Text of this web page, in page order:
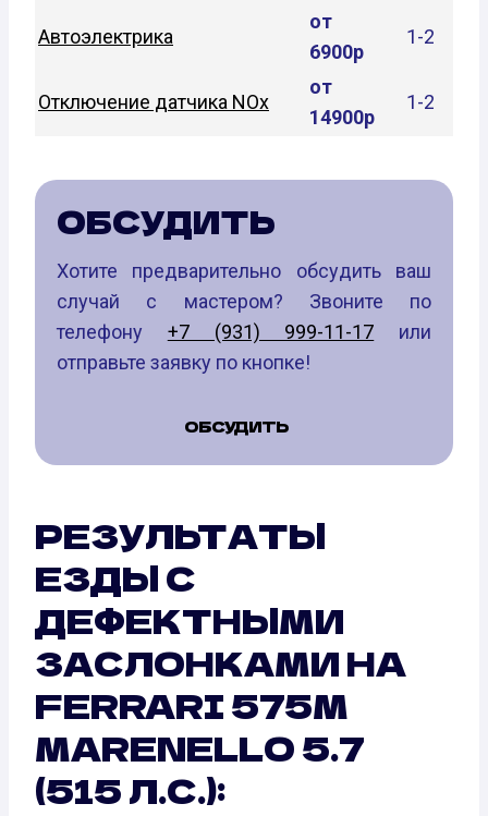
Автоэлектрика
от
6900р
1-2
Отключение датчика NOx
от
14900р
1-2
ОБСУДИТЬ
Хотите предварительно обсудить ваш
случай с мастером? Звоните по
телефону +7 (931) 999-11-17 или
отправьте заявку по кнопке!
ОБСУДИТЬ
РЕЗУЛЬТАТЫ
ЕЗДЫ С
ДЕФЕКТНЫМИ
ЗАСЛОНКАМИ НА
FERRARI 575M
MARENELLO 5.7
(515 Л.С.):